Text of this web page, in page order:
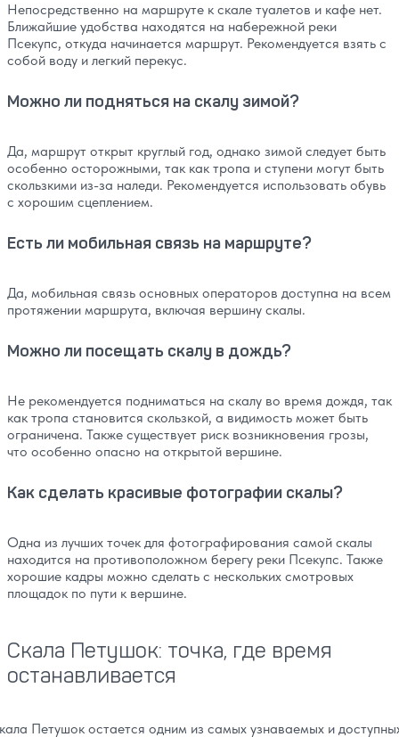
Непосредственно на маршруте к скале туалетов и кафе нет.
Ближайшие удобства находятся на набережной реки
Псекупс, откуда начинается маршрут. Рекомендуется взять с
собой воду и легкий перекус.
Можно ли подняться на скалу зимой?
Да, маршрут открыт круглый год, однако зимой следует быть
особенно осторожными, так как тропа и ступени могут быть
скользкими из-за наледи. Рекомендуется использовать обувь
с хорошим сцеплением.
Есть ли мобильная связь на маршруте?
Да, мобильная связь основных операторов доступна на всем
протяжении маршрута, включая вершину скалы.
Можно ли посещать скалу в дождь?
Не рекомендуется подниматься на скалу во время дождя, так
как тропа становится скользкой, а видимость может быть
ограничена. Также существует риск возникновения грозы,
что особенно опасно на открытой вершине.
Как сделать красивые фотографии скалы?
Одна из лучших точек для фотографирования самой скалы
находится на противоположном берегу реки Псекупс. Также
хорошие кадры можно сделать с нескольких смотровых
площадок по пути к вершине.
Скала Петушок: точка, где время
останавливается
Петушок остается одним из самых узнаваемых и